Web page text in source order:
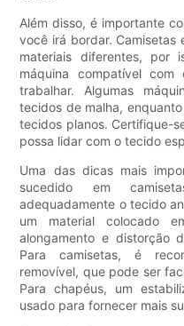
Além disso, é importante
você irá bordar. Camisetas
materiais diferentes, por
máquina compatível
trabalhar. Algumas
tecidos de malha,
tecidos planos. Certifique-
possa lidar com o tecido
Uma das dicas mais
sucedido em
adequadamente o tecido
um material colocado
alongamento e distorção
Para camisetas, é
removível, que pode ser
Para chapéus, um
usado para fornecer mais